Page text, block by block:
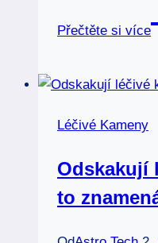
Přečtěte si více
Léčivé Kameny
Odskakují
to